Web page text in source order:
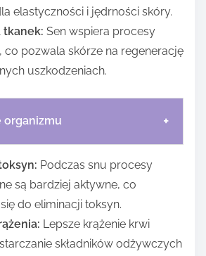
elastyczności i jędrności skóry.
tkanek: Sen wspiera procesy
co pozwala skórze na regenerację
uszkodzeniach.
organizmu +
Podczas snu procesy
są bardziej aktywne, co
do eliminacji toksyn.
Lepsze krążenie krwi
składników odżywczych